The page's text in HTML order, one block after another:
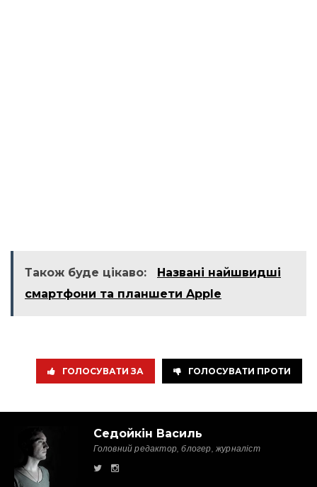
Також буде цікаво:
Названі найшвидші
смартфони та планшети Apple
ГОЛОСУВАТИ ЗА ГОЛОСУВАТИ ПРОТИ
Седойкін Василь
Головний редактор, блогер, журналіст